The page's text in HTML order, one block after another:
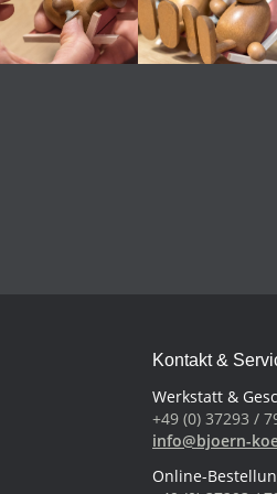
Kontakt &
Werkstatt &
+49 (0) 37293 /
info@bjoern-
Online-